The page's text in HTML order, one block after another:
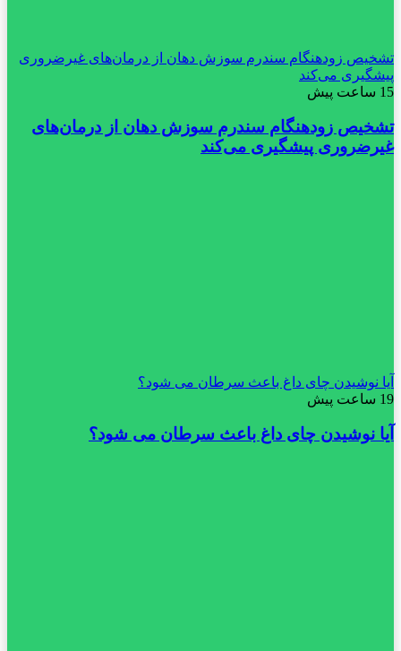
تشخیص زودهنگام سندرم سوزش دهان از درمان‌های غیرضروری
پیشگیری می‌کند
15 ساعت پیش
تشخیص زودهنگام سندرم سوزش دهان از درمان‌های
غیرضروری پیشگیری می‌کند
آیا نوشیدن چای داغ باعث سرطان می شود؟
19 ساعت پیش
آیا نوشیدن چای داغ باعث سرطان می شود؟